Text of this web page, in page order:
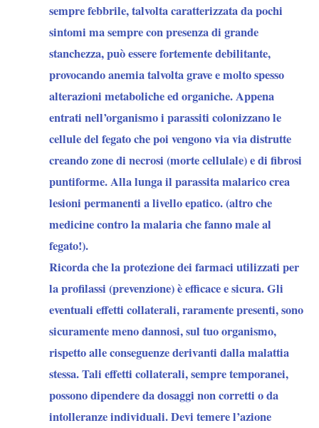
sempre febbrile, talvolta caratterizzata da pochi
sintomi ma sempre con presenza di grande
stanchezza, può essere fortemente debilitante,
provocando anemia talvolta grave e molto spesso
alterazioni metaboliche ed organiche. Appena
entrati nell’organismo i parassiti colonizzano le
cellule del fegato che poi vengono via via distrutte
creando zone di necrosi (morte cellulale) e di fibrosi
puntiforme. Alla lunga il parassita malarico crea
lesioni permanenti a livello epatico. (altro che
medicine contro la malaria che fanno male al
fegato!).
Ricorda che la protezione dei farmaci utilizzati per
la profilassi (prevenzione) è efficace e sicura. Gli
eventuali effetti collaterali, raramente presenti, sono
sicuramente meno dannosi, sul tuo organismo,
rispetto alle conseguenze derivanti dalla malattia
stessa. Tali effetti collaterali, sempre temporanei,
possono dipendere da dosaggi non corretti o da
intolleranze individuali. Devi temere l’azione